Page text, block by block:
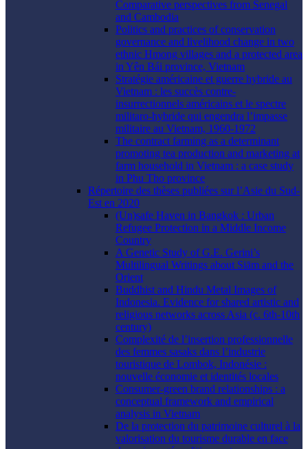
Comparative perspectives from Senegal
and Cambodia
Politics and practices of conservation
governance and livelihood change in two
ethnic Hmong villages and a protected area
in Yên Bái province, Vietnam
Stratégie américaine et guerre hybride au
Vietnam : les succès contre-
insurrectionnels américains et le spectre
militaro-hybride qui engendra l’impasse
militaire au Vietnam, 1960-1972
The contract farming as a determinant
promoting tea production and marketing at
farm household in Vietnam : a case study
in Phu Tho province
Répertoire des thèses publiées sur l’Asie du Sud-
Est en 2020
(Un)safe Haven in Bangkok : Urban
Refugee Protection in a Middle Income
Country
A Genetic Study of G.E. Gerini’s
Multilingual Writings about Siām and the
Orient
Buddhist and Hindu Metal Images of
Indonesia. Evidence for shared artistic and
religious networks across Asia (c. 6th-10th
century)
Complexité de l’insertion professionnelle
des femmes sasaks dans l’industrie
touristique de Lombok, Indonésie :
nouvelle économie et identités locales
Consumer-green brand relationships : a
conceptual framework and empirical
analysis in Vietnam
De la protection du patrimoine culturel à la
valorisation du tourisme durable en face